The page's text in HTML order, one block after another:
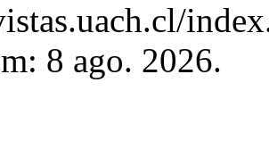
8 ago. 2026.